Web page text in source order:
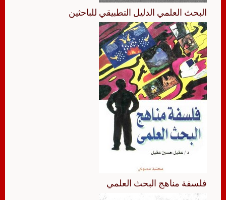
البحث العلمي الدليل التطبيقي للباحثين
فلسفة مناهج البحث العلمي